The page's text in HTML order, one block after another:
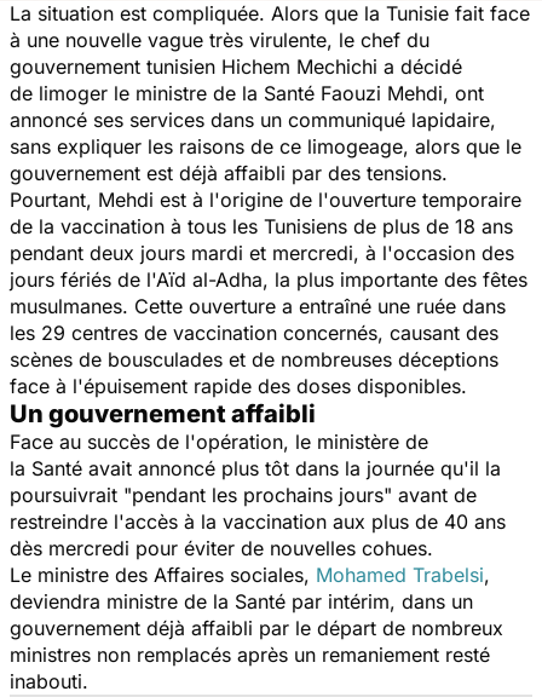
La situation est compliquée. Alors que la Tunisie fait face
à une nouvelle vague très virulente, le chef du
gouvernement tunisien Hichem Mechichi a décidé
de limoger le ministre de la Santé Faouzi Mehdi, ont
annoncé ses services dans un communiqué lapidaire,
sans expliquer les raisons de ce limogeage, alors que le
gouvernement est déjà affaibli par des tensions.
Pourtant, Mehdi est à l'origine de l'ouverture temporaire
de la vaccination à tous les Tunisiens de plus de 18 ans
pendant deux jours mardi et mercredi, à l'occasion des
jours fériés de l'Aïd al-Adha, la plus importante des fêtes
musulmanes. Cette ouverture a entraîné une ruée dans
les 29 centres de vaccination concernés, causant des
scènes de bousculades et de nombreuses déceptions
face à l'épuisement rapide des doses disponibles.
Un gouvernement affaibli
Face au succès de l'opération, le ministère de
la Santé avait annoncé plus tôt dans la journée qu'il la
poursuivrait "pendant les prochains jours" avant de
restreindre l'accès à la vaccination aux plus de 40 ans
dès mercredi pour éviter de nouvelles cohues.
Le ministre des Affaires sociales, Mohamed Trabelsi,
deviendra ministre de la Santé par intérim, dans un
gouvernement déjà affaibli par le départ de nombreux
ministres non remplacés après un remaniement resté
inabouti.